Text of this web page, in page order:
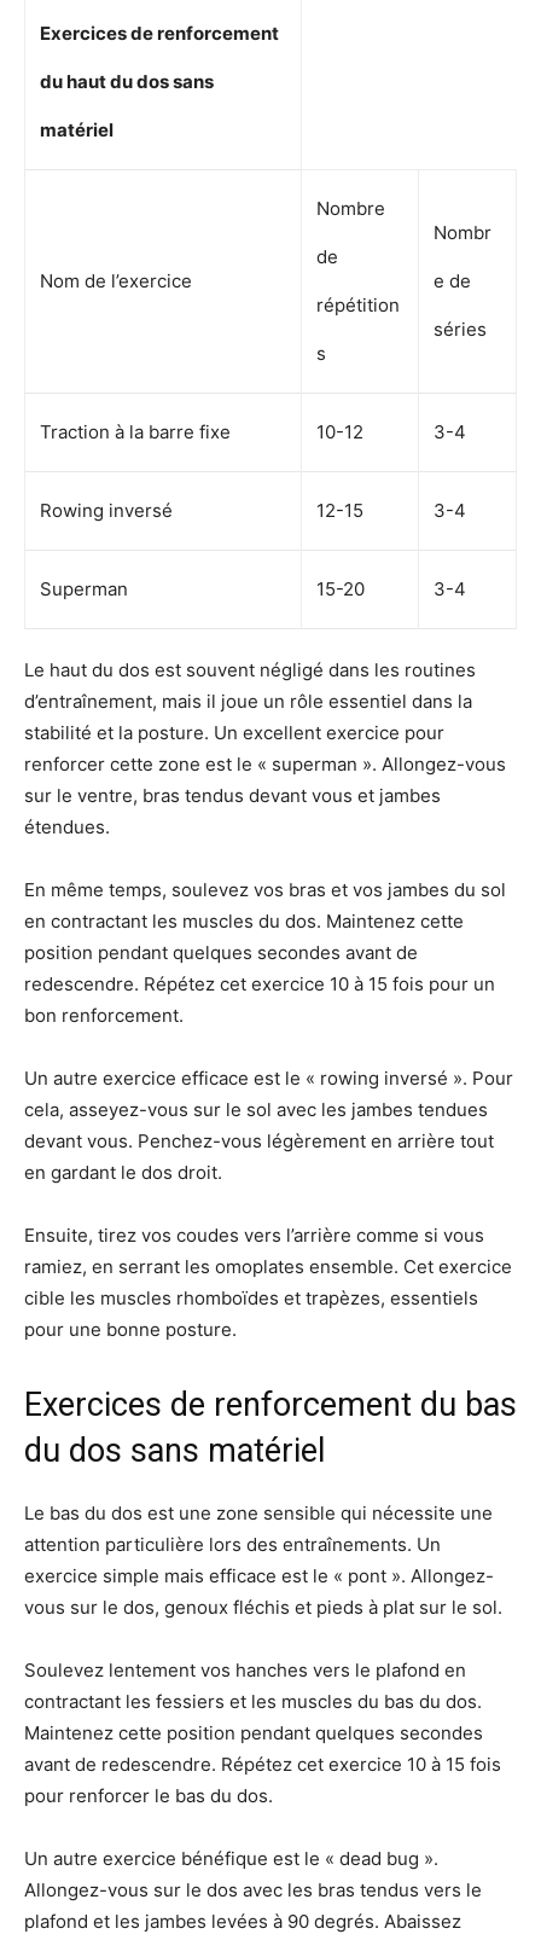
Exercices de renforcement
du haut du dos sans
matériel
Nom de l’exercice
Nombre
de
répétition
s
Nombr
e de
séries
Traction à la barre fixe 10-12 3-4
Rowing inversé 12-15 3-4
Superman 15-20 3-4
Le haut du dos est souvent négligé dans les routines
d’entraînement, mais il joue un rôle essentiel dans la
stabilité et la posture. Un excellent exercice pour
renforcer cette zone est le « superman ». Allongez-vous
sur le ventre, bras tendus devant vous et jambes
étendues.
En même temps, soulevez vos bras et vos jambes du sol
en contractant les muscles du dos. Maintenez cette
position pendant quelques secondes avant de
redescendre. Répétez cet exercice 10 à 15 fois pour un
bon renforcement.
Un autre exercice efficace est le « rowing inversé ». Pour
cela, asseyez-vous sur le sol avec les jambes tendues
devant vous. Penchez-vous légèrement en arrière tout
en gardant le dos droit.
Ensuite, tirez vos coudes vers l’arrière comme si vous
ramiez, en serrant les omoplates ensemble. Cet exercice
cible les muscles rhomboïdes et trapèzes, essentiels
pour une bonne posture.
Exercices de renforcement du bas
du dos sans matériel
Le bas du dos est une zone sensible qui nécessite une
attention particulière lors des entraînements. Un
exercice simple mais efficace est le « pont ». Allongez-
vous sur le dos, genoux fléchis et pieds à plat sur le sol.
Soulevez lentement vos hanches vers le plafond en
contractant les fessiers et les muscles du bas du dos.
Maintenez cette position pendant quelques secondes
avant de redescendre. Répétez cet exercice 10 à 15 fois
pour renforcer le bas du dos.
Un autre exercice bénéfique est le « dead bug ».
Allongez-vous sur le dos avec les bras tendus vers le
plafond et les jambes levées à 90 degrés. Abaissez